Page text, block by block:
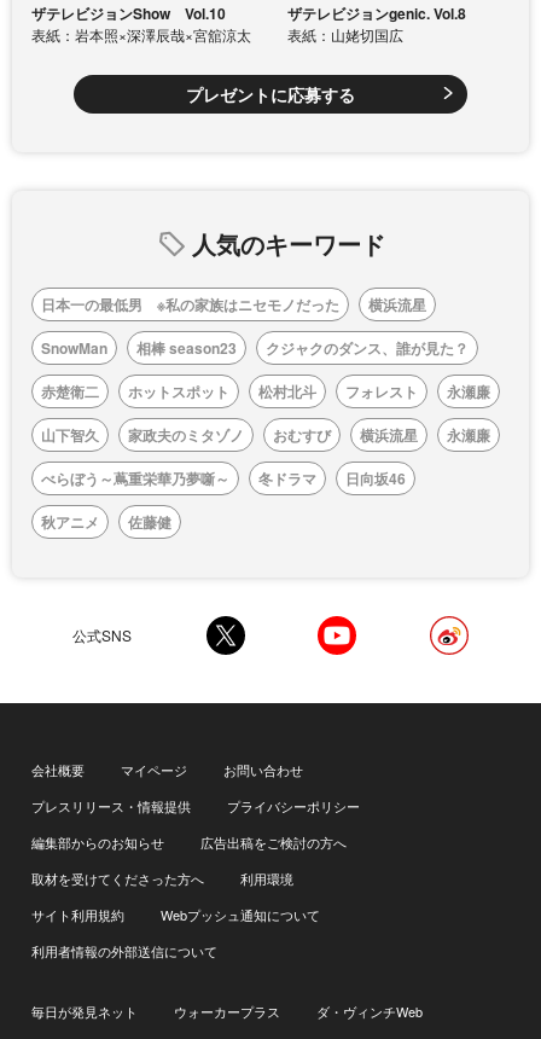
ザテレビジョンShow Vol.10
表紙：岩本照×深澤辰哉×宮舘涼太
ザテレビジョンgenic. Vol.8
表紙：山姥切国広
プレゼントに応募する
人気のキーワード
日本一の最低男 ※私の家族はニセモノだった
横浜流星
SnowMan
相棒 season23
クジャクのダンス、誰が見た？
赤楚衛二
ホットスポット 松村北斗 フォレスト
永瀬廉
山下智久
家政夫のミタゾノ おむすび 横浜流星
永瀬廉
べらぼう～蔦重栄華乃夢噺～
冬ドラマ
日向坂46
秋アニメ
佐藤健
公式SNS
会社概要 マイページ
お問い合わせ
プレスリリース・情報提供
プライバシーポリシー
編集部からのお知らせ
広告出稿をご検討の方へ
取材を受けてくださった方へ
利用環境
サイト利用規約
Webプッシュ通知について
利用者情報の外部送信について
毎日が発見ネット ウォーカープラス
ダ・ヴィンチWeb